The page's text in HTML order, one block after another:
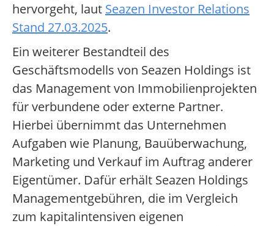
hervorgeht, laut Seazen Investor Relations
Stand 27.03.2025.
Ein weiterer Bestandteil des
Geschäftsmodells von Seazen Holdings ist
das Management von Immobilienprojekten
für verbundene oder externe Partner.
Hierbei übernimmt das Unternehmen
Aufgaben wie Planung, Bauüberwachung,
Marketing und Verkauf im Auftrag anderer
Eigentümer. Dafür erhält Seazen Holdings
Managementgebühren, die im Vergleich
zum kapitalintensiven eigenen